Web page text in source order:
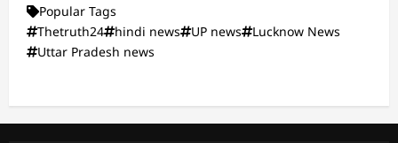
Popular Tags
Thetruth24
hindi news UP news
Lucknow News
Uttar Pradesh news